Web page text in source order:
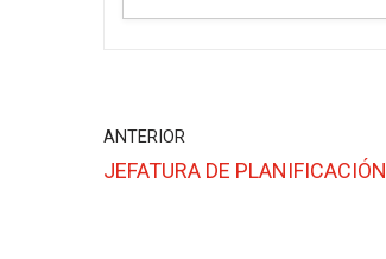
ANTERIOR
JEFATURA DE PLANIFICACIÓN